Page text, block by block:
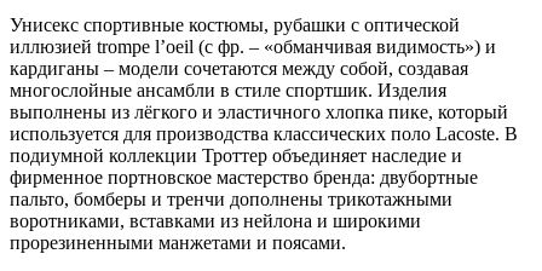
Унисекс спортивные костюмы, рубашки с оптической
иллюзией trompe l’oeil (с фр. – «обманчивая видимость») и
кардиганы – модели сочетаются между собой, создавая
многослойные ансамбли в стиле спортшик. Изделия
выполнены из лёгкого и эластичного хлопка пике, который
используется для производства классических поло Lacoste. В
подиумной коллекции Троттер объединяет наследие и
фирменное портновское мастерство бренда: двубортные
пальто, бомберы и тренчи дополнены трикотажными
воротниками, вставками из нейлона и широкими
прорезиненными манжетами и поясами.